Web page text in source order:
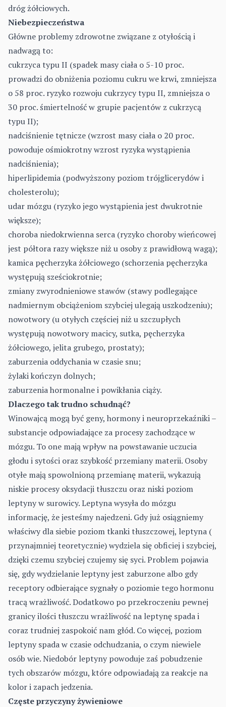
dróg żółciowych.
Niebezpieczeństwa
Główne problemy zdrowotne związane z otyłością i
nadwagą to:
cukrzyca typu II (spadek masy ciała o 5-10 proc.
prowadzi do obniżenia poziomu cukru we krwi, zmniejsza
o 58 proc. ryzyko rozwoju cukrzycy typu II, zmniejsza o
30 proc. śmiertelność w grupie pacjentów z cukrzycą
typu II);
nadciśnienie tętnicze (wzrost masy ciała o 20 proc.
powoduje ośmiokrotny wzrost ryzyka wystąpienia
nadciśnienia);
hiperlipidemia (podwyższony poziom trójglicerydów i
cholesterolu);
udar mózgu (ryzyko jego wystąpienia jest dwukrotnie
większe);
choroba niedokrwienna serca (ryzyko choroby wieńcowej
jest półtora razy większe niż u osoby z prawidłową wagą);
kamica pęcherzyka żółciowego (schorzenia pęcherzyka
występują sześciokrotnie;
zmiany zwyrodnieniowe stawów (stawy podlegające
nadmiernym obciążeniom szybciej ulegają uszkodzeniu);
nowotwory (u otyłych częściej niż u szczupłych
występują nowotwory macicy, sutka, pęcherzyka
żółciowego, jelita grubego, prostaty);
zaburzenia oddychania w czasie snu;
żylaki kończyn dolnych;
zaburzenia hormonalne i powikłania ciąży.
Dlaczego tak trudno schudnąć?
Winowajcą mogą być geny, hormony i neuroprzekaźniki –
substancje odpowiadające za procesy zachodzące w
mózgu. To one mają wpływ na powstawanie uczucia
głodu i sytości oraz szybkość przemiany materii. Osoby
otyłe mają spowolnioną przemianę materii, wykazują
niskie procesy oksydacji tłuszczu oraz niski poziom
leptyny w surowicy. Leptyna wysyła do mózgu
informację, że jesteśmy najedzeni. Gdy już osiągniemy
właściwy dla siebie poziom tkanki tłuszczowej, leptyna (
przynajmniej teoretycznie) wydziela się obficiej i szybciej,
dzięki czemu szybciej czujemy się syci. Problem pojawia
się, gdy wydzielanie leptyny jest zaburzone albo gdy
receptory odbierające sygnały o poziomie tego hormonu
tracą wrażliwość. Dodatkowo po przekroczeniu pewnej
granicy ilości tłuszczu wrażliwość na leptynę spada i
coraz trudniej zaspokoić nam głód. Co więcej, poziom
leptyny spada w czasie odchudzania, o czym niewiele
osób wie. Niedobór leptyny powoduje zaś pobudzenie
tych obszarów mózgu, które odpowiadają za reakcje na
kolor i zapach jedzenia.
Częste przyczyny żywieniowe